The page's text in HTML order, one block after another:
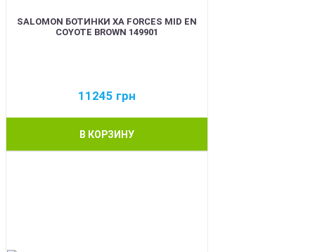
SALOMON БОТИНКИ XA FORCES MID EN
COYOTE BROWN 149901
11245 грн
В КОРЗИНУ